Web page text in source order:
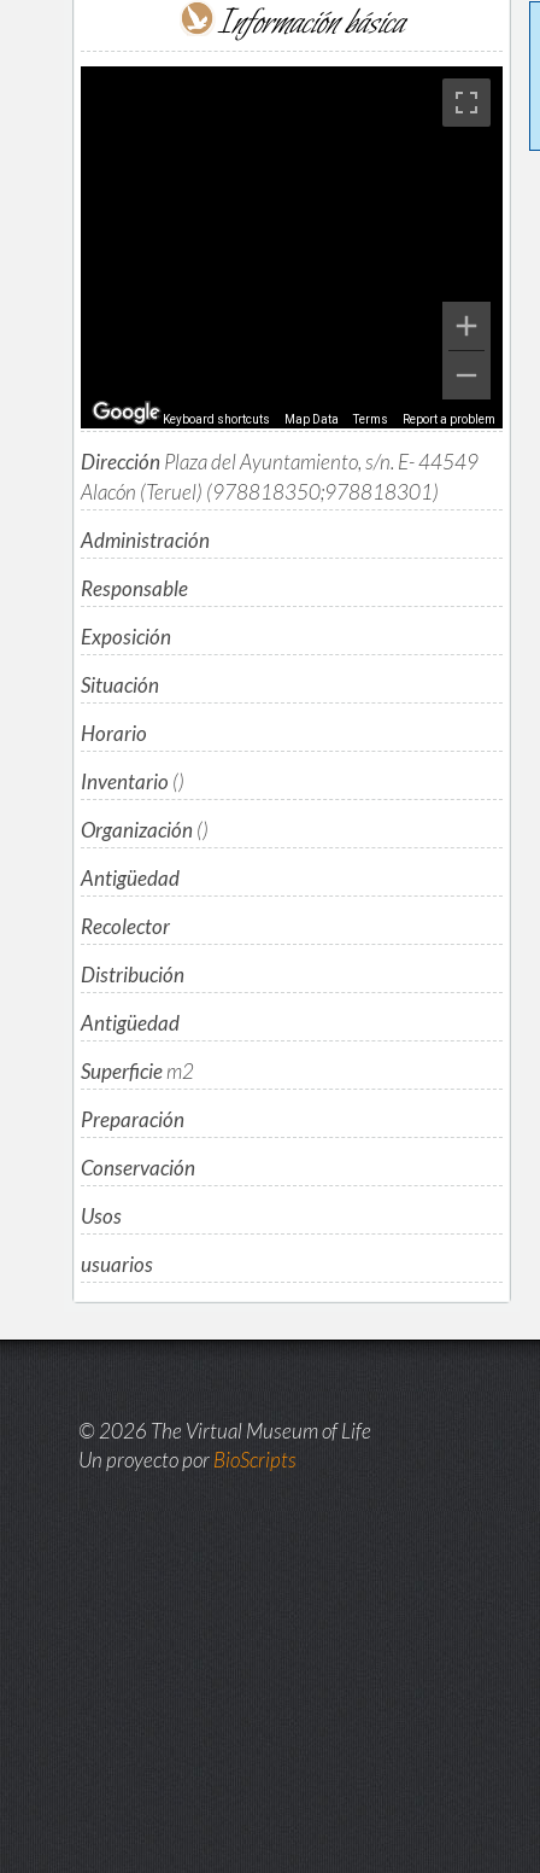
Información básica
Keyboard shortcuts Map Data Terms Report a problem
Dirección Plaza del Ayuntamiento, s/n. E- 44549
Alacón (Teruel) (978818350;978818301)
Administración
Responsable
Exposición
Situación
Horario
Inventario ()
Organización ()
Antigüedad
Recolector
Distribución
Antigüedad
Superficiem2
Preparación
Conservación
Usos
usuarios
© 2026 The Virtual Museum of Life
Un proyecto porBioScripts